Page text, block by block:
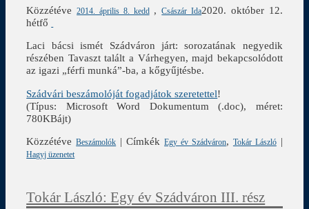
Közzétéve2014. április 8. kedd ,Császár Ida2020. október 12.
hétfő
Laci bácsi ismét Szádváron járt: sorozatának negyedik
részében Tavaszt talált a Várhegyen, majd bekapcsolódott
az igazi „férfi munká”-ba, a kőgyűjtésbe.
Szádvári beszámolóját fogadjátok szeretettel!
(Típus: Microsoft Word Dokumentum (.doc), méret:
780KBájt)
Közzétéve Beszámolók |Címkék Egy év Szádváron, Tokár László|
Hagyj üzenetet
Tokár László: Egy év Szádváron III. rész